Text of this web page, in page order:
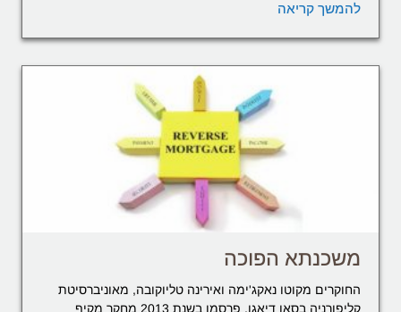
להמשך קריאה
משכנתא הפוכה
החוקרים מקוטו נאקג'ימה ואירינה טליוקובה, מאוניברסיטת
קליפורניה בסאן דיאגו, פרסמו בשנת 2013 מחקר מקיף